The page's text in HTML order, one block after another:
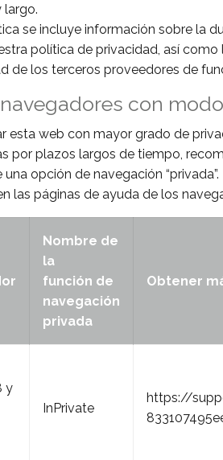
se incluye información sobre la
política de privacidad, así
de los terceros proveedores de
con
esta web con mayor grado de
por plazos largos de tiempo,
opción de navegación
las páginas de ayuda de los
Nombre de
la
función de
navegación
privada
Obtener
y
InPrivate
https://